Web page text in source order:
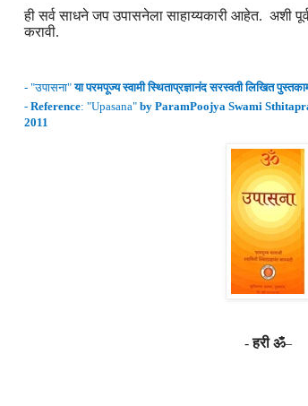
ही सर्व साधने जप उपासनेला साहाय्यकारी आहेत. अशी
करावी.
- "उपासना"या परमपूज्य स्वामीस्थिताप्रज्ञानंदसरस्वती लिखित
- Reference: "Upasana" by ParamPoojya Swami
2011
-हरी ॐ–